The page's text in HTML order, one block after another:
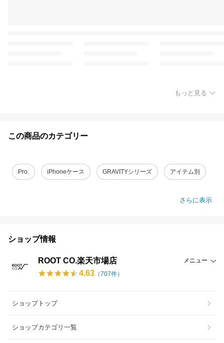
もっと見る
この商品のカテゴリー
Pro. iPhoneケース GRAVITYシリーズ アイテム別
さらに表示
ショップ情報
ROOT CO.楽天市場店 メニュー
4.63 （707件）
ショップトップ
ショップカテゴリ一覧